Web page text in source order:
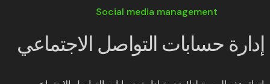
Social media management
إدارة حسابات التواصل الاجتماعي